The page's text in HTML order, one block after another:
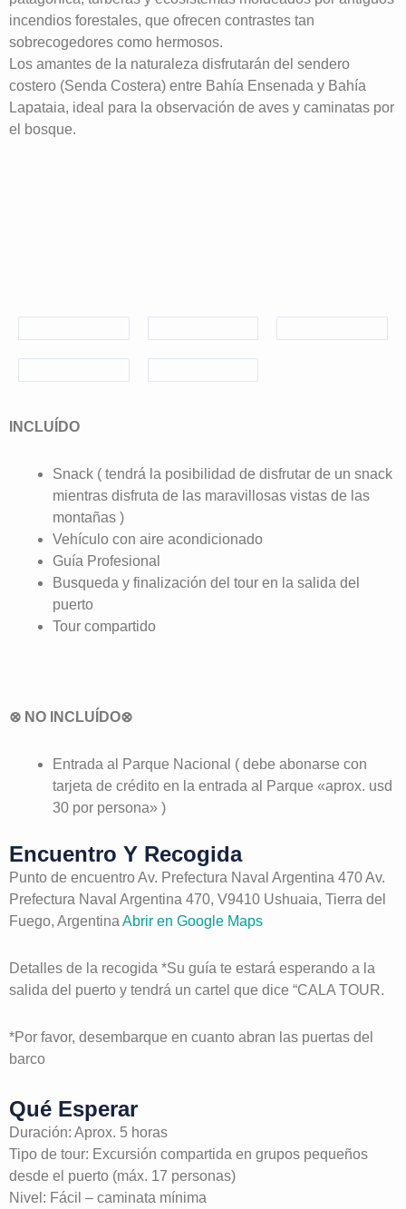
incendios forestales, que ofrecen contrastes tan
sobrecogedores como hermosos.
Los amantes de la naturaleza disfrutarán del sendero
costero (Senda Costera) entre Bahía Ensenada y Bahía
Lapataia, ideal para la observación de aves y caminatas por
el bosque.
INCLUÍDO
Snack ( tendrá la posibilidad de disfrutar de un snack
mientras disfruta de las maravillosas vistas de las
montañas )
Vehículo con aire acondicionado
Guía Profesional
Busqueda y finalización del tour en la salida del
puerto
Tour compartido
⊗ NO INCLUÍDO⊗
Entrada al Parque Nacional ( debe abonarse con
tarjeta de crédito en la entrada al Parque «aprox. usd
30 por persona» )
Encuentro Y Recogida
Punto de encuentro Av. Prefectura Naval Argentina 470 Av.
Prefectura Naval Argentina 470, V9410 Ushuaia, Tierra del
Fuego, Argentina Abrir en Google Maps
Detalles de la recogida *Su guía te estará esperando a la
salida del puerto y tendrá un cartel que dice “CALA TOUR.
*Por favor, desembarque en cuanto abran las puertas del
barco
Qué Esperar
Duración: Aprox. 5 horas
Tipo de tour: Excursión compartida en grupos pequeños
desde el puerto (máx. 17 personas)
Nivel: Fácil – caminata mínima